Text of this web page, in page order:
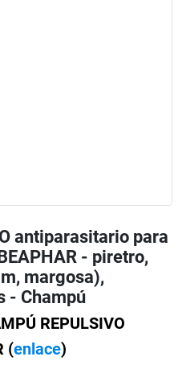
antiparasitario para
- piretro,
margosa),
- Champú
REPULSIVO
(enlace)